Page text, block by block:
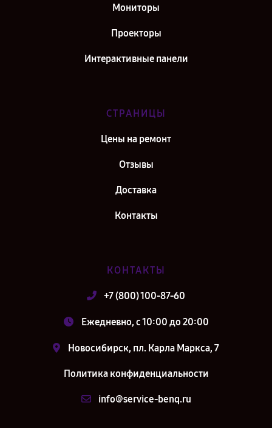
Ремонт монитора BenQ RP7501K в г. Санкт-Петербург
Мониторы
Проекторы
Интерактивные панели
СТРАНИЦЫ
Цены на ремонт
Отзывы
Доставка
Контакты
КОНТАКТЫ
+7 (800) 100-87-60
Ежедневно, с 10:00 до 20:00
Новосибирск, пл. Карла Маркса, 7
Политика конфиденциальности
info@service-benq.ru